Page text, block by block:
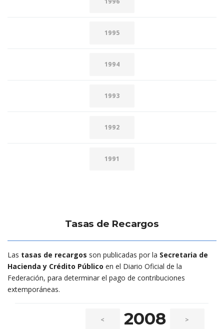
1995
1994
1993
1992
1991
Tasas de Recargos
Las tasas de recargos son publicadas por la Secretaria de
Hacienda y Crédito Público en el Diario Oficial de la
Federación, para determinar el pago de contribuciones
extemporáneas.
< 2008 >